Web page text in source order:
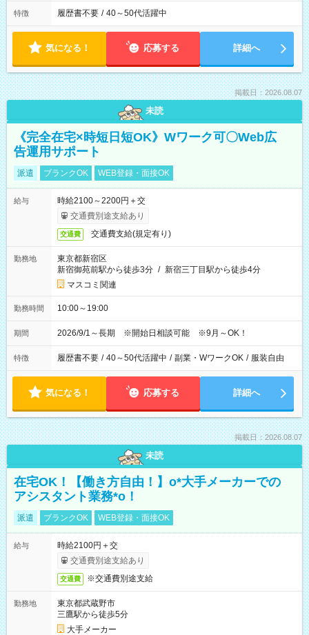
特徴 履歴書不要 / 40～50代活躍中
気になる！ 応募する 詳細へ
掲載日：2026.08.07
未読
《完全在宅×時短日短OK》Wワーク可〇Web広
告運用サポート
派遣 ブランクOK WEB登録・面接OK
給与
時給2100～2200円＋交
交通費別途支給あり
交通費 交通費支給(規定有り)
勤務地
東京都新宿区
新宿御苑前駅から徒歩3分 / 新宿三丁目駅から徒歩4分
マスコミ関連
勤務時間 10:00～19:00
期間 2026/9/1～長期 ※開始日相談可能 ※9月～OK！
特徴 履歴書不要 / 40～50代活躍中 / 副業・WワークOK / 服装自由
気になる！ 応募する 詳細へ
掲載日：2026.08.07
未読
在宅OK！【働き方自由！】o*大手メーカーでの
アシスタント業務*o！
派遣 ブランクOK WEB登録・面接OK
給与
時給2100円＋交
交通費別途支給あり
交通費 ※交通費別途支給
勤務地
東京都武蔵野市
三鷹駅から徒歩5分
大手メーカー